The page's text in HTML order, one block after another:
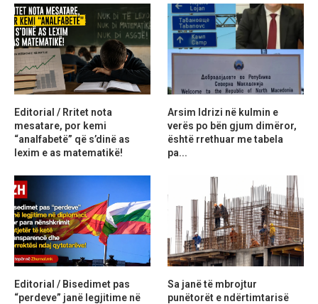
Editorial / Rritet nota
mesatare, por kemi
“analfabetë” që s’dinë as
lexim e as matematikë!
Arsim Idrizi në kulmin e
verës po bën gjum dimëror,
është rrethuar me tabela
pa...
Editorial / Bisedimet pas
“perdeve” janë legjitime në
Sa janë të mbrojtur
punëtorët e ndërtimtarisë